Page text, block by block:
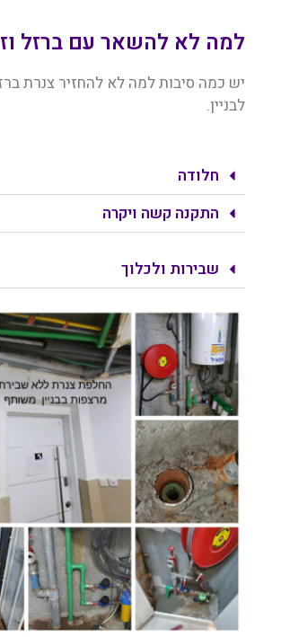
למה לא להשאר עם ברזל
יש כמה סיבות למה לא להחזיר צנרת
לבניין.
חלודה
התקנה קשה ויקרה
שבירות ולכלוך